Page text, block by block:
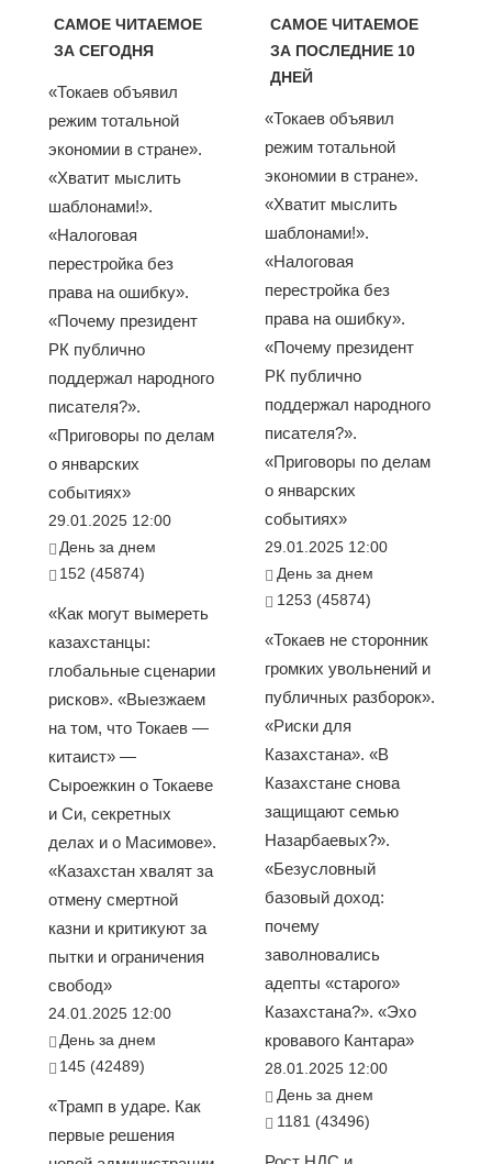
САМОЕ ЧИТАЕМОЕ
ЗА СЕГОДНЯ
«Токаев объявил
режим тотальной
экономии в стране».
«Хватит мыслить
шаблонами!».
«Налоговая
перестройка без
права на ошибку».
«Почему президент
РК публично
поддержал народного
писателя?».
«Приговоры по делам
о январских
событиях»
29.01.2025 12:00
День за днем
152 (45874)
«Как могут вымереть
казахстанцы:
глобальные сценарии
рисков». «Выезжаем
на том, что Токаев —
китаист» —
Сыроежкин о Токаеве
и Си, секретных
делах и о Масимове».
«Казахстан хвалят за
отмену смертной
казни и критикуют за
пытки и ограничения
свобод»
24.01.2025 12:00
День за днем
145 (42489)
«Трамп в ударе. Как
первые решения
САМОЕ ЧИТАЕМОЕ
ЗА ПОСЛЕДНИЕ 10
ДНЕЙ
«Токаев объявил
режим тотальной
экономии в стране».
«Хватит мыслить
шаблонами!».
«Налоговая
перестройка без
права на ошибку».
«Почему президент
РК публично
поддержал народного
писателя?».
«Приговоры по делам
о январских
событиях»
29.01.2025 12:00
День за днем
1253 (45874)
«Токаев не сторонник
громких увольнений и
публичных разборок».
«Риски для
Казахстана». «В
Казахстане снова
защищают семью
Назарбаевых?».
«Безусловный
базовый доход:
почему
заволновались
адепты «старого»
Казахстана?». «Эхо
кровавого Кантара»
28.01.2025 12:00
День за днем
1181 (43496)